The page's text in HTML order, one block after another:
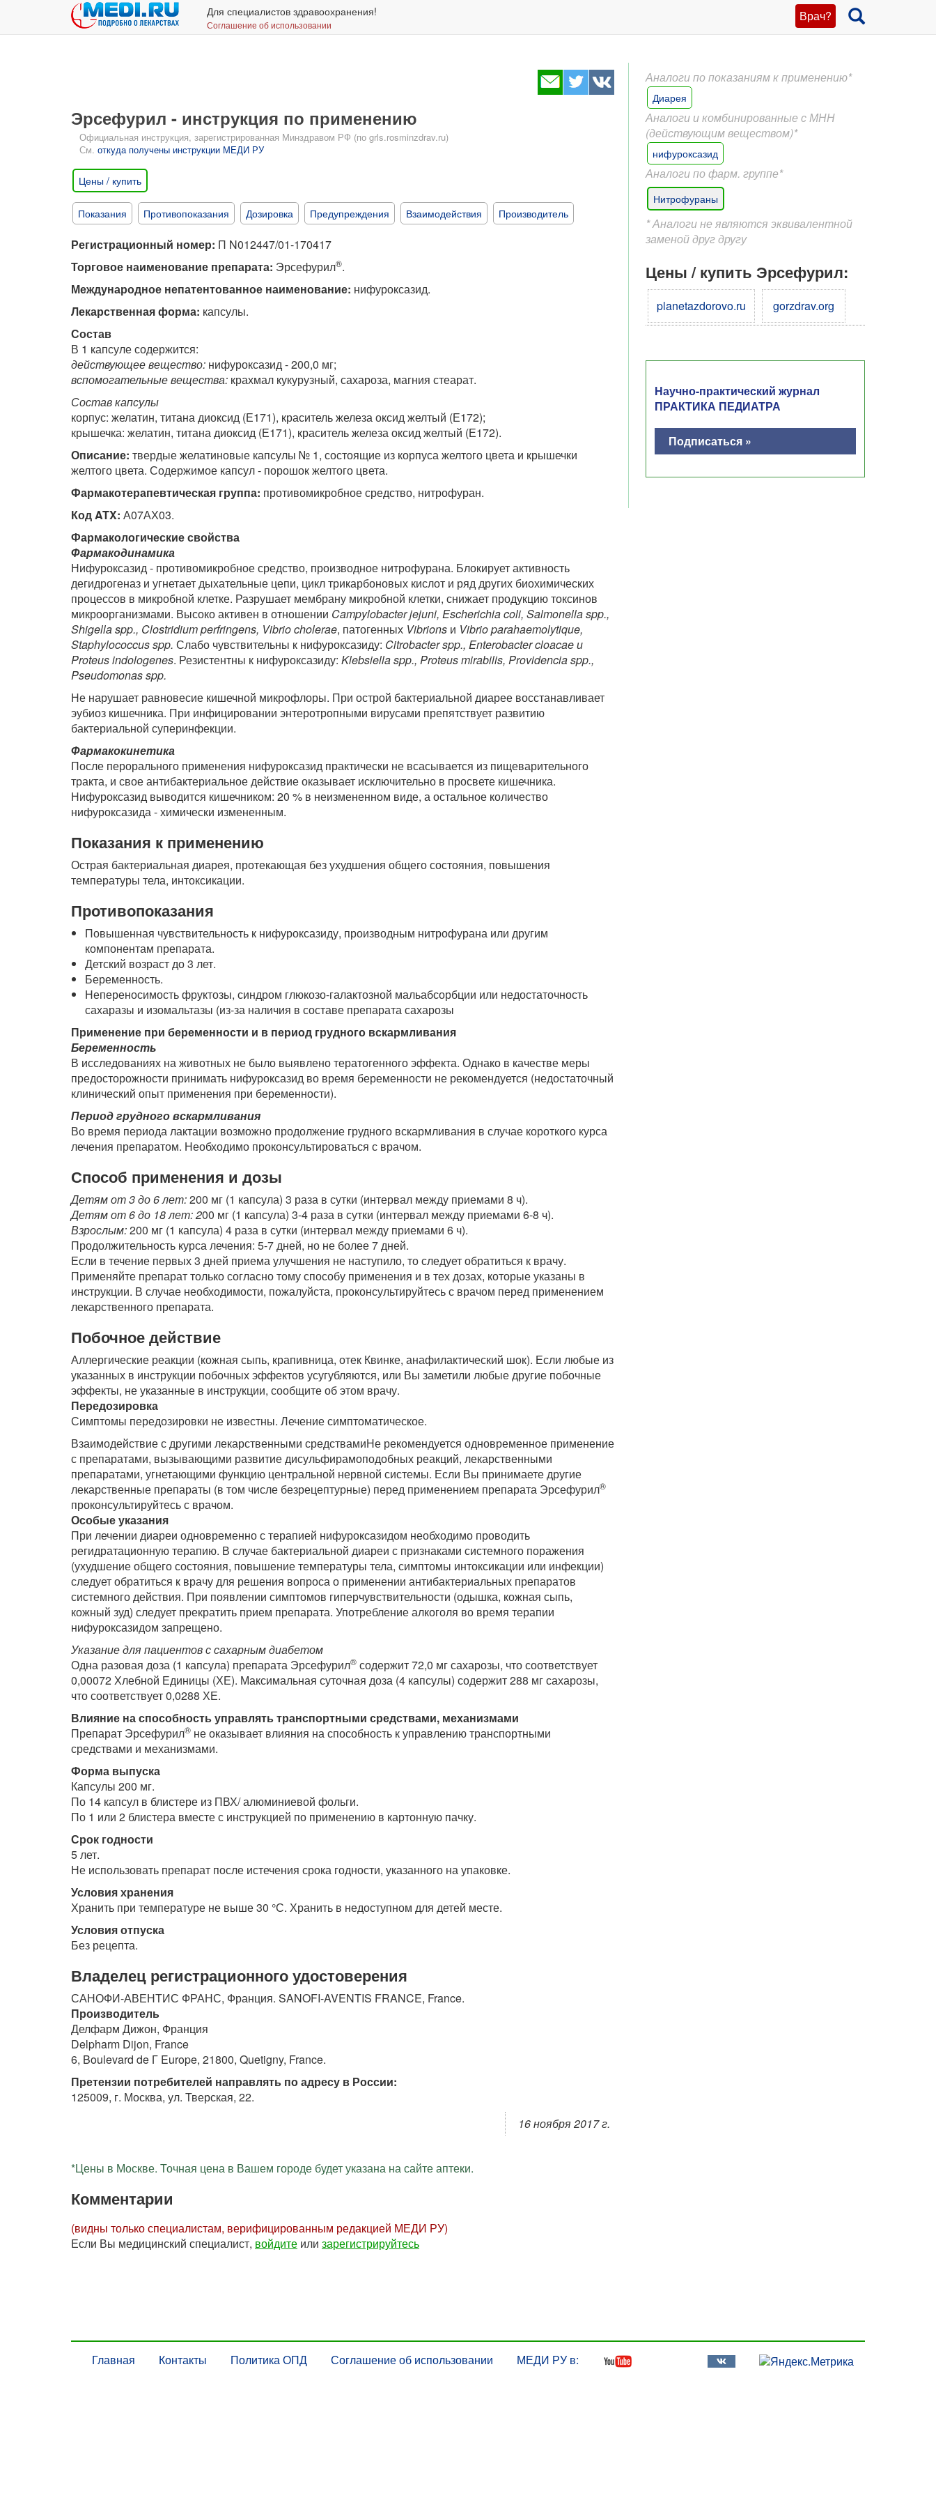
Врач?
Для специалистов здравоохранения!
Соглашение об использовании
Эрсефурил - инструкция по применению
Официальная инструкция, зарегистрированная Минздравом РФ (по grls.rosminzdrav.ru)
См. откуда получены инструкции МЕДИ РУ
Цены / купить
Показания Противопоказания Дозировка Предупреждения Взаимодействия Производитель
Регистрационный номер: П N012447/01-170417
Торговое наименование препарата: Эрсефурил®.
Международное непатентованное наименование: нифуроксазид.
Лекарственная форма: капсулы.
Состав
В 1 капсуле содержится:
действующее вещество: нифуроксазид - 200,0 мг;
вспомогательные вещества: крахмал кукурузный, сахароза, магния стеарат.
Состав капсулы
корпус: желатин, титана диоксид (Е171), краситель железа оксид желтый (Е172);
крышечка: желатин, титана диоксид (Е171), краситель железа оксид желтый (Е172).
Описание: твердые желатиновые капсулы № 1, состоящие из корпуса желтого цвета и крышечки
желтого цвета. Содержимое капсул - порошок желтого цвета.
Фармакотерапевтическая группа: противомикробное средство, нитрофуран.
Код ATX: А07АХ03.
Фармакологические свойства
Фармакодинамика
Нифуроксазид - противомикробное средство, производное нитрофурана. Блокирует активность
дегидрогеназ и угнетает дыхательные цепи, цикл трикарбоновых кислот и ряд других биохимических
процессов в микробной клетке. Разрушает мембрану микробной клетки, снижает продукцию токсинов
микроорганизмами. Высоко активен в отношении Campylobacter jejuni, Escherichia coli, Salmonella spp.,
Shigella spp., Clostridium perfringens, Vibrio cholerae, патогенных Vibrions и Vibrio parahaemolytique,
Staphylococcus spp. Слабо чувствительны к нифуроксазиду: Citrobacter spp., Enterobacter cloacae и
Proteus indologenes. Резистентны к нифуроксазиду: Klebsiella spp., Proteus mirabilis, Providencia spp.,
Pseudomonas spp.
Не нарушает равновесие кишечной микрофлоры. При острой бактериальной диарее восстанавливает
эубиоз кишечника. При инфицировании энтеротропными вирусами препятствует развитию
бактериальной суперинфекции.
Фармакокинетика
После перорального применения нифуроксазид практически не всасывается из пищеварительного
тракта, и свое антибактериальное действие оказывает исключительно в просвете кишечника.
Нифуроксазид выводится кишечником: 20 % в неизмененном виде, а остальное количество
нифуроксазида - химически измененным.
Показания к применению
Острая бактериальная диарея, протекающая без ухудшения общего состояния, повышения
температуры тела, интоксикации.
Противопоказания
Повышенная чувствительность к нифуроксазиду, производным нитрофурана или другим
компонентам препарата.
Детский возраст до 3 лет.
Беременность.
Непереносимость фруктозы, синдром глюкозо-галактозной мальабсорбции или недостаточность
сахаразы и изомальтазы (из-за наличия в составе препарата сахарозы
Применение при беременности и в период грудного вскармливания
Беременность
В исследованиях на животных не было выявлено тератогенного эффекта. Однако в качестве меры
предосторожности принимать нифуроксазид во время беременности не рекомендуется (недостаточный
клинический опыт применения при беременности).
Период грудного вскармливания
Во время периода лактации возможно продолжение грудного вскармливания в случае короткого курса
лечения препаратом. Необходимо проконсультироваться с врачом.
Способ применения и дозы
Детям от 3 до 6 лет:200 мг (1 капсула) 3 раза в сутки (интервал между приемами 8 ч).
Детям от 6 до 18 лет: 200 мг (1 капсула) 3-4 раза в сутки (интервал между приемами 6-8 ч).
Взрослым:200 мг (1 капсула) 4 раза в сутки (интервал между приемами 6 ч).
Продолжительность курса лечения: 5-7 дней, но не более 7 дней.
Если в течение первых 3 дней приема улучшения не наступило, то следует обратиться к врачу.
Применяйте препарат только согласно тому способу применения и в тех дозах, которые указаны в
инструкции. В случае необходимости, пожалуйста, проконсультируйтесь с врачом перед применением
лекарственного препарата.
Побочное действие
Аллергические реакции (кожная сыпь, крапивница, отек Квинке, анафилактический шок). Если любые из
указанных в инструкции побочных эффектов усугубляются, или Вы заметили любые другие побочные
эффекты, не указанные в инструкции, сообщите об этом врачу.
Передозировка
Симптомы передозировки не известны. Лечение симптоматическое.
Взаимодействие с другими лекарственными средствамиНе рекомендуется одновременное применение
с препаратами, вызывающими развитие дисульфирамоподобных реакций, лекарственными
препаратами, угнетающими функцию центральной нервной системы. Если Вы принимаете другие
лекарственные препараты (в том числе безрецептурные) перед применением препарата Эрсефурил®
проконсультируйтесь с врачом.
Особые указания
При лечении диареи одновременно с терапией нифуроксазидом необходимо проводить
регидратационную терапию. В случае бактериальной диареи с признаками системного поражения
(ухудшение общего состояния, повышение температуры тела, симптомы интоксикации или инфекции)
следует обратиться к врачу для решения вопроса о применении антибактериальных препаратов
системного действия. При появлении симптомов гиперчувствительности (одышка, кожная сыпь,
кожный зуд) следует прекратить прием препарата. Употребление алкоголя во время терапии
нифуроксазидом запрещено.
Указание для пациентов с сахарным диабетом
Одна разовая доза (1 капсула) препарата Эрсефурил® содержит 72,0 мг сахарозы, что соответствует
0,00072 Хлебной Единицы (ХЕ). Максимальная суточная доза (4 капсулы) содержит 288 мг сахарозы,
что соответствует 0,0288 ХЕ.
Влияние на способность управлять транспортными средствами, механизмами
Препарат Эрсефурил® не оказывает влияния на способность к управлению транспортными
средствами и механизмами.
Форма выпуска
Капсулы 200 мг.
По 14 капсул в блистере из ПВХ/ алюминиевой фольги.
По 1 или 2 блистера вместе с инструкцией по применению в картонную пачку.
Срок годности
5 лет.
Не использовать препарат после истечения срока годности, указанного на упаковке.
Условия хранения
Хранить при температуре не выше 30 °С. Хранить в недоступном для детей месте.
Условия отпуска
Без рецепта.
Владелец регистрационного удостоверения
САНОФИ-АВЕНТИС ФРАНС, Франция. SANOFI-AVENTIS FRANCE, France.
Производитель
Делфарм Дижон, Франция
Delpharm Dijon, France
6, Boulevard de Г Europe, 21800, Quetigny, France.
Претензии потребителей направлять по адресу в России:
125009, г. Москва, ул. Тверская, 22.
16 ноября 2017 г.
*Цены в Москве. Точная цена в Вашем городе будет указана на сайте аптеки.
Комментарии
(видны только специалистам, верифицированным редакцией МЕДИ РУ)
Если Вы медицинский специалист, войдите или зарегистрируйтесь
Аналоги по показаниям к применению*
Диарея
Аналоги и комбинированные с МНН
(действующим веществом)*
нифуроксазид
Аналоги по фарм. группе*
Нитрофураны
* Аналоги не являются эквивалентной
заменой друг другу
Цены / купить Эрсефурил:
planetazdorovo.ru gorzdrav.org
Научно-практический журнал
ПРАКТИКА ПЕДИАТРА
Подписаться »
Главная Контакты Политика ОПД Соглашение об использовании МЕДИ РУ в: